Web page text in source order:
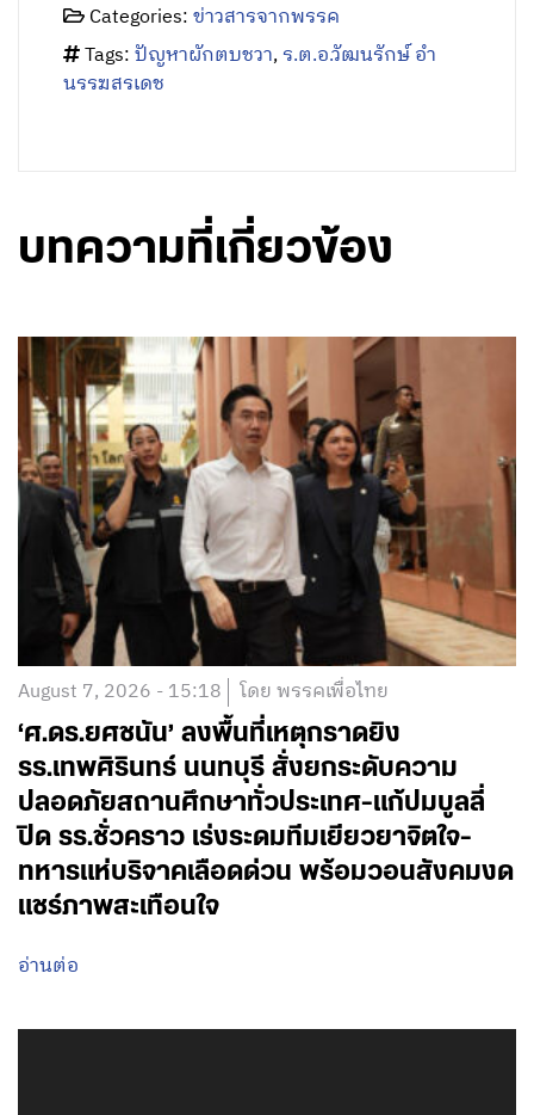
Categories:ข่าวสารจากพรรค
Tags:ปัญหาผักตบชวา,ร.ต.อ.วัฒนรักษ์ อำ
นรรฆสรเดช
บทความที่เกี่ยวข้อง
August 7, 2026 - 15:18 โดย พรรคเพื่อไทย
‘ศ.ดร.ยศชนัน’ ลงพื้นที่เหตุกราดยิง
รร.เทพศิรินทร์ นนทบุรี สั่งยกระดับความ
ปลอดภัยสถานศึกษาทั่วประเทศ-แก้ปมบูลลี่
ปิด รร.ชั่วคราว เร่งระดมทีมเยียวยาจิตใจ-
ทหารแห่บริจาคเลือดด่วน พร้อมวอนสังคมงด
แชร์ภาพสะเทือนใจ
อ่านต่อ